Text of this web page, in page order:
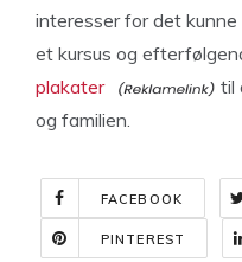
interesser for det kunne
et kursus og
plakater
til
og familien.
FACEBOOK
PINTEREST